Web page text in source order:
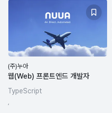
(주)누아
웹(Web) 프론트엔드 개발자
TypeScript